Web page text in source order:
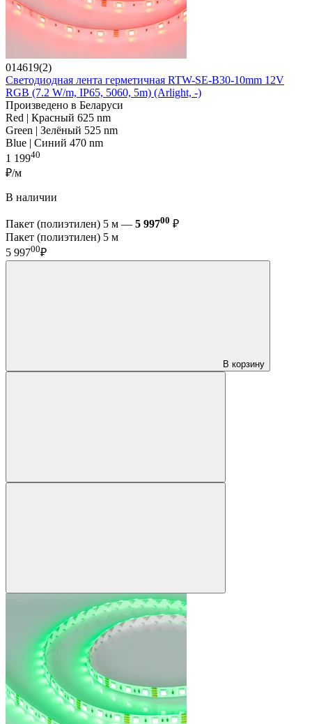
014619(2)
Светодиодная лента герметичная RTW-SE-B30-10mm 12V
RGB (7.2 W/m, IP65, 5060, 5m) (Arlight, -)
Произведено в Беларуси
Red | Красный 625 nm
Green | Зелёный 525 nm
Blue | Синий 470 nm
1 19940
₽/м
В наличии
Пакет (полиэтилен) 5 м — 5 99700 ₽
Пакет (полиэтилен) 5 м
5 99700₽
В корзину